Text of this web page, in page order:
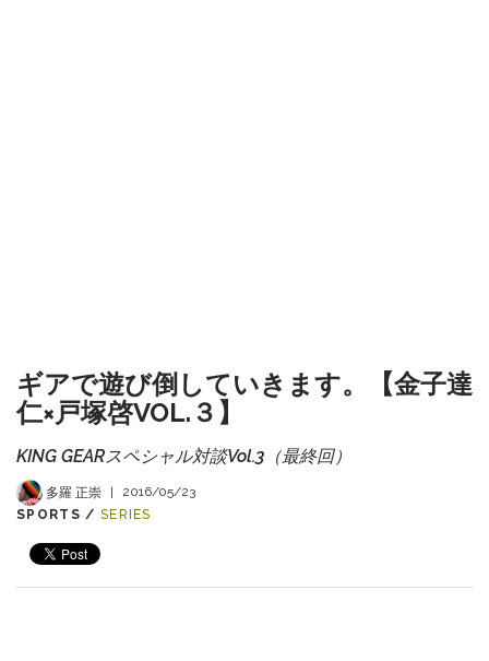
ギアで遊び倒していきます。【金子達
仁×戸塚啓VOL.３】
KING GEARスペシャル対談Vol.3（最終回）
多羅 正崇 |
2016/05/23
SPORTS / SERIES